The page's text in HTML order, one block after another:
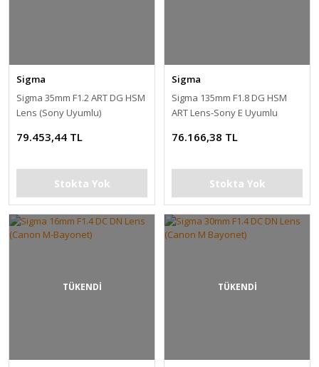
Sigma
Sigma 35mm F1.2 ART DG HSM
Lens (Sony Uyumlu)
79.453,44 TL
Stokta Yok
Sigma
Sigma 135mm F1.8 DG HSM
ART Lens-Sony E Uyumlu
76.166,38 TL
Stokta Yok
TÜKENDİ TÜKENDİ